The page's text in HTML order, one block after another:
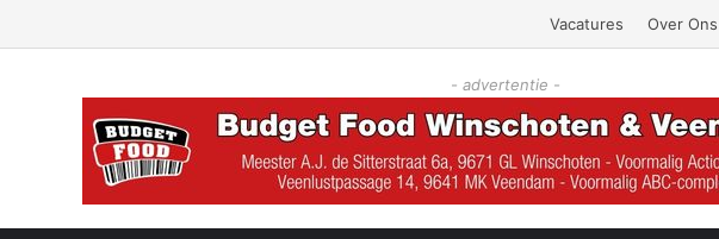
Vacatures Over Ons
- advertentie -